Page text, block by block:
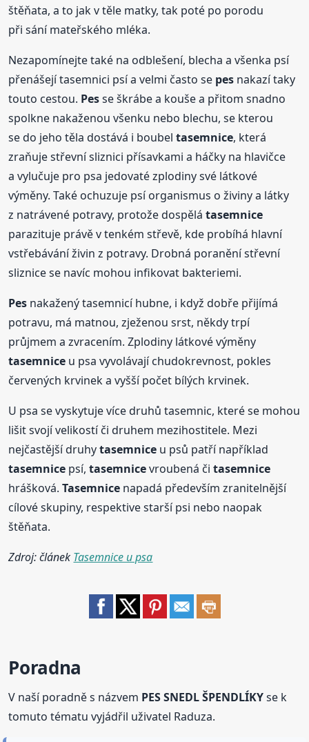
štěňata, a to jak v těle matky, tak poté po porodu
při sání mateřského mléka.
Nezapomínejte také na odblešení, blecha a všenka psí
přenášejí tasemnici psí a velmi často se pes nakazí taky
touto cestou. Pesse škrábe a kouše a přitom snadno
spolkne nakaženou všenku nebo blechu, se kterou
se do jeho těla dostává i boubeltasemnice, která
zraňuje střevní sliznici přísavkami a háčky na hlavičce
a vylučuje pro psa jedovaté zplodiny své látkové
výměny. Také ochuzuje psí organismus o živiny a látky
z natrávené potravy, protože dospělátasemnice
parazituje právě v tenkém střevě, kde probíhá hlavní
vstřebávání živin z potravy. Drobná poranění střevní
sliznice se navíc mohou infikovat bakteriemi.
Pes nakažený tasemnicí hubne, i když dobře přijímá
potravu, má matnou, zježenou srst, někdy trpí
průjmem a zvracením. Zplodiny látkové výměny
tasemnice u psa vyvolávají chudokrevnost, pokles
červených krvinek a vyšší počet bílých krvinek.
U psa se vyskytuje více druhů tasemnic, které se mohou
lišit svojí velikostí či druhem mezihostitele. Mezi
nejčastější druhytasemnice u psů patří například
tasemnice psí,tasemnicevroubená čitasemnice
hrášková.Tasemnice napadá především zranitelnější
cílové skupiny, respektive starší psi nebo naopak
štěňata.
Zdroj: článek Tasemnice u psa
Poradna
V naší poradně s názvem PES SNEDL ŠPENDLÍKYse k
tomuto tématu vyjádřil uživatel Raduza.